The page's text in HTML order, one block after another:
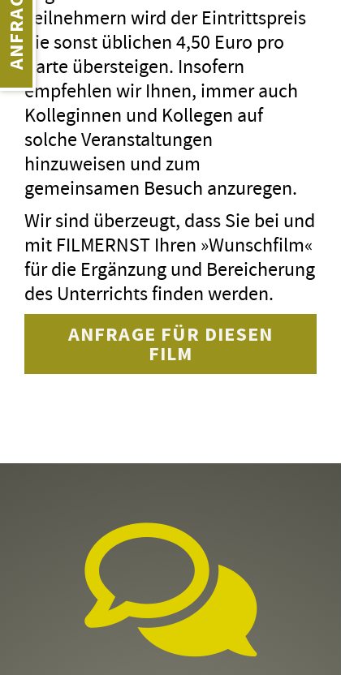
ANFRAGE Teilnehmern wird der Eintrittspreis
die sonst üblichen 4,50 Euro pro
Karte übersteigen. Insofern
empfehlen wir Ihnen, immer auch
Kolleginnen und Kollegen auf
solche Veranstaltungen
hinzuweisen und zum
gemeinsamen Besuch anzuregen.
Wir sind überzeugt, dass Sie bei und
mit FILMERNST Ihren »Wunschfilm«
für die Ergänzung und Bereicherung
des Unterrichts finden werden.
ANFRAGE FÜR DIESEN
FILM